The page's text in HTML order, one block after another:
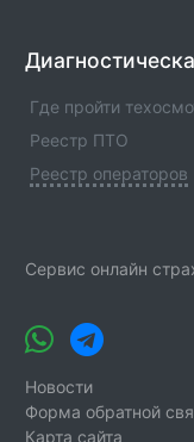
Где пройти
Реестр ПТО
Реестр операторов
Сервис онлайн
Новости
Форма обратной
Карта сайта